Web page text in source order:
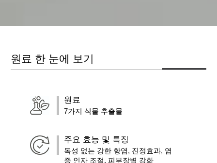
원료 한 눈에 보기
원료
7가지 식물 추출물
주요 효능 및 특징
독성 없는 강한 항염, 진정효과, 염
증 인자 조절, 피부장벽 강화